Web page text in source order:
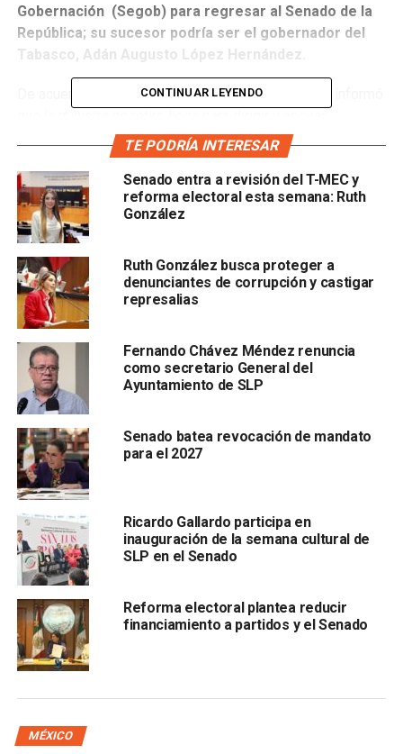
Gobernación (Segob) para regresar al Senado de la
República; su sucesor podría ser el gobernador del
Tabasco, Adán Augusto López Hernández.
De acuerdo con el diario nacionalEl Universal,
personalmente las reformas impulsadas por el presidente
Andrés Manuel López Obrador, quien le pidió ser su
brazo derecho en los trabajos en Congreso para
consolidar su gobierno, por lo que la hora exsecretaria
podría asumir la presidencia de la Mesa Directiva de la
Cámara Alta a partir del próximo 1 de septiembre.
Cabe recordar que Sánchez Cordero pidió licencia en la
Cámara Alta por tiempo indefinido, a partir del 29 de
noviembre de 2018, para desempeñarse como secretaria
de Gobernación; sin embargo, existe una carta que
Sánchez Cordero envió al presidente del Senado,
Ramírez Aguilar
, en la que expresó su determinación de reincorporarse a
las actividades legislativas como senadora electa para la
LXIV y LXV Legislaturas del Congreso.
Por su parte, Ricardo Monreal Ávila
senadores de Morena, le expresó a Sánchez Cordero el
beneplácito por su decisión de reincorporarse como
CONTINUAR LEYENDO
TE PODRÍA INTERESAR
Senado entra a revisión del T-MEC y
reforma electoral esta semana: Ruth
González
Ruth González busca proteger a
denunciantes de corrupción y castigar
represalias
Fernando Chávez Méndez renuncia
como secretario General del
Ayuntamiento de SLP
Senado batea revocación de mandato
para el 2027
Ricardo Gallardo participa en
inauguración de la semana cultural de
SLP en el Senado
Reforma electoral plantea reducir
financiamiento a partidos y el Senado
MÉXICO